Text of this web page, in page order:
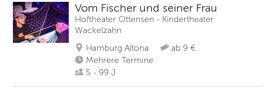
Vom Fischer und seiner Frau
Hoftheater Ottensen - Kindertheater
Wackelzahn
Hamburg Altona
ab 9 €
Mehrere Termine
5 - 99 J